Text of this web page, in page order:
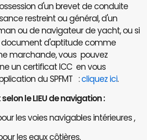
d'un brevet de conduite
restreint ou général, d'un
ou de navigateur de yacht, ou si
document d'aptitude comme
marchande, vous pouvez
un certificat ICC en vous
du SPFMT :cliquez ici.
le LIEU de navigation :
les voies navigables intérieures ,
les eaux côtières,